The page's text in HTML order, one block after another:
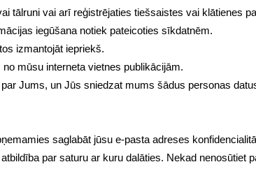
tālruni vai arī reģistrējaties tiešsaistes vai klātienes
iegūšana notiek pateicoties sīkdatnēm.
izmantojāt iepriekš.
mūsu interneta vietnes publikācijām.
Jums, un Jūs sniedzat mums šādus personas
saglabāt jūsu e-pasta adreses
par saturu ar kuru dalāties. Nekad nenosūtiet